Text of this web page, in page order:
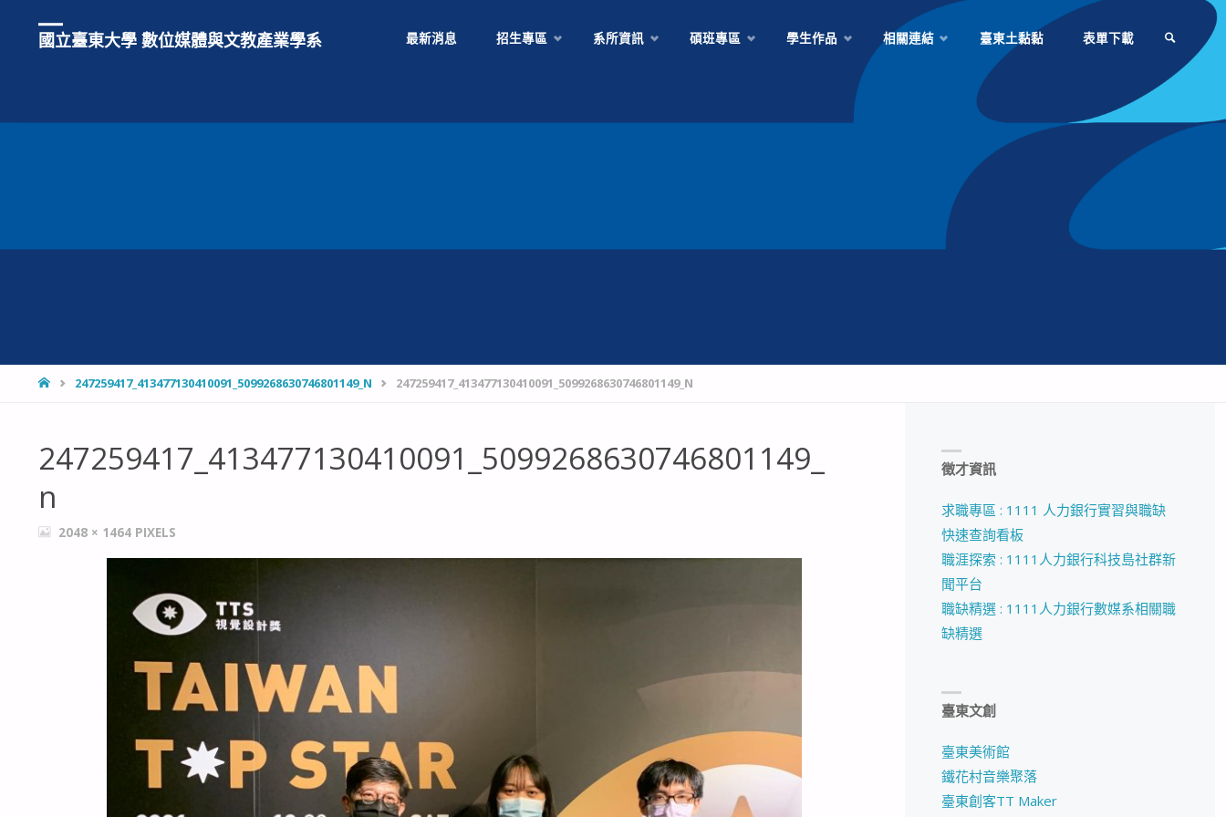
國立臺東大學 數位媒體與文教產業學系 最新消息 招生專區 系所資訊 碩班專區 學生作品 相關連結 臺東土黏黏 表單下載
HOME247259417_413477130410091_5099268630746801149_N 247259417_413477130410091_5099268630746801149_N
247259417_413477130410091_5099268630746801149_
n
FULL2048 × 1464 PIXELS
徵才資訊
求職專區 : 1111 人力銀行實習與職缺
快速查詢看板
職涯探索 : 1111人力銀行科技島社群新
聞平台
職缺精選 : 1111人力銀行數媒系相關職
缺精選
臺東文創
臺東美術館
鐵花村音樂聚落
臺東創客TT Maker